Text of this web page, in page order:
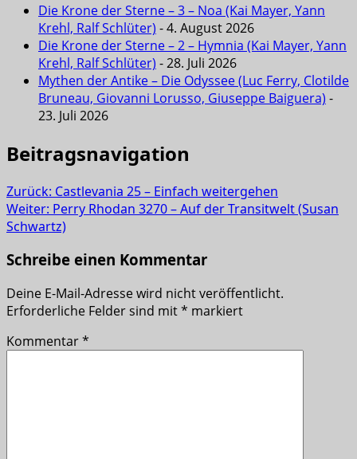
Die Krone der Sterne – 3 – Noa (Kai Mayer, Yann
Krehl, Ralf Schlüter) - 4. August 2026
Die Krone der Sterne – 2 – Hymnia (Kai Mayer, Yann
Krehl, Ralf Schlüter) - 28. Juli 2026
Mythen der Antike – Die Odyssee (Luc Ferry, Clotilde
Bruneau, Giovanni Lorusso, Giuseppe Baiguera) -
23. Juli 2026
Beitragsnavigation
Zurück: Castlevania 25 – Einfach weitergehen
Weiter: Perry Rhodan 3270 – Auf der Transitwelt (Susan
Schwartz)
Schreibe einen Kommentar
Deine E-Mail-Adresse wird nicht veröffentlicht.
Erforderliche Felder sind mit* markiert
Kommentar*